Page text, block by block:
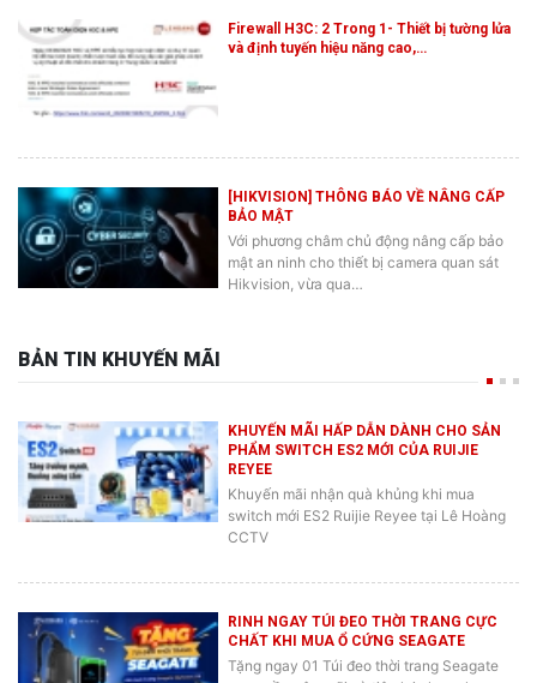
và định tuyến hiệu năng cao,…
BẢO MẬT
Với phương châm chủ động nâng cấp bảo
mật an ninh cho thiết bị camera quan sát
Hikvision, vừa qua…
BẢN TIN KHUYẾN MÃI
PHẨM SWITCH ES2 MỚI CỦA RUIJIE
REYEE
Khuyến mãi nhận quà khủng khi mua
switch mới ES2 Ruijie Reyee tại Lê Hoàng
CCTV
CHẤT KHI MUA Ổ CỨNG SEAGATE
Tặng ngay 01 Túi đeo thời trang Seagate
cực ngầu, rộng rãi và tiện lợi cho anh em